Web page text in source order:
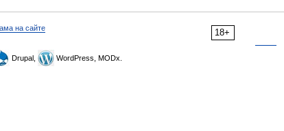
18+
на сайте
Drupal, WordPress, MODx.